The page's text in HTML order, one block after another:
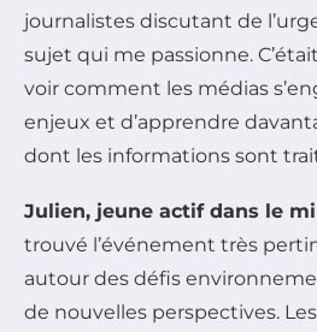
journalistes discutant de
sujet qui me passionne.
voir comment les médias
enjeux et d’apprendre
dont les informations sont
Julien, jeune actif dans le
trouvé l’événement très
autour des défis
de nouvelles perspectives.